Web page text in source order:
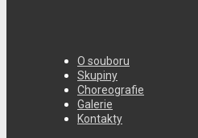
O souboru
Skupiny
Choreografie
Galerie
Kontakty